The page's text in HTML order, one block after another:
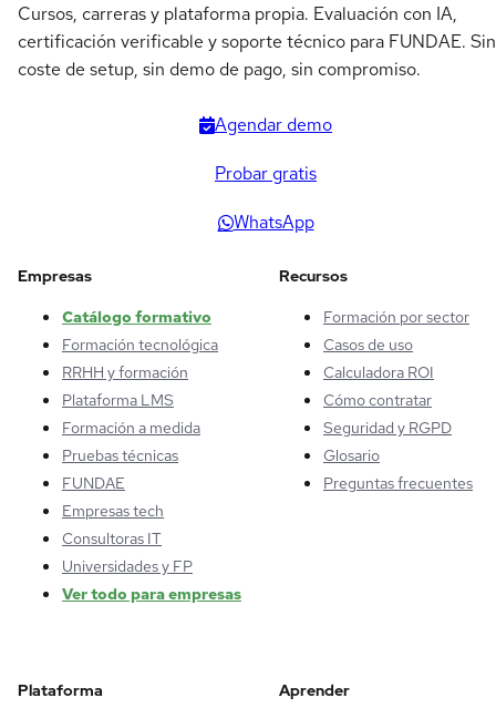
Cursos, carreras y plataforma propia. Evaluación con IA,
certificación verificable y soporte técnico para FUNDAE. Sin
coste de setup, sin demo de pago, sin compromiso.
Agendar demo
Probar gratis
WhatsApp
Empresas
Catálogo formativo
Formación tecnológica
RRHH y formación
Plataforma LMS
Formación a medida
Pruebas técnicas
FUNDAE
Empresas tech
Consultoras IT
Universidades y FP
Ver todo para empresas
Recursos
Formación por sector
Casos de uso
Calculadora ROI
Cómo contratar
Seguridad y RGPD
Glosario
Preguntas frecuentes
Plataforma Aprender